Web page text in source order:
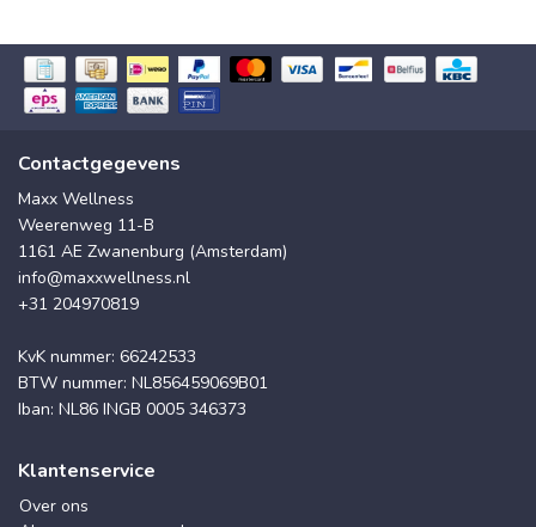
Contactgegevens
Maxx Wellness
Weerenweg 11-B
1161 AE Zwanenburg (Amsterdam)
info@maxxwellness.nl
+31 204970819
KvK nummer: 66242533
BTW nummer: NL856459069B01
Iban: NL86 INGB 0005 346373
Klantenservice
Over ons